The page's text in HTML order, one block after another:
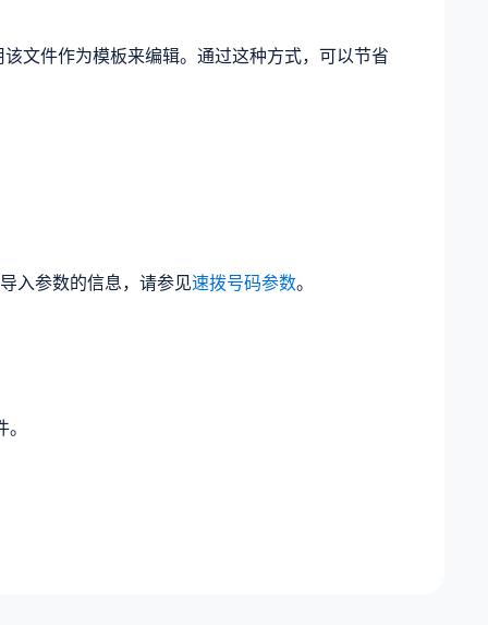
文件作为模板来编辑。通过这种方式，可以节省
入参数的信息，请参见速拨号码参数。